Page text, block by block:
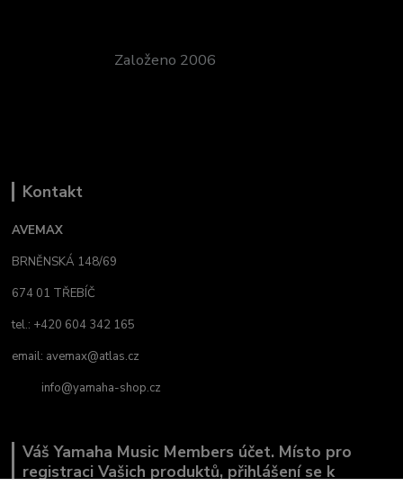
Založeno 2006
Kontakt
AVEMAX
BRNĚNSKÁ 148/69
674 01 TŘEBÍČ
tel.: +420 604 342 165
email: avemax@atlas.cz
info@yamaha-shop.cz
Váš Yamaha Music Members účet. Místo pro
registraci Vašich produktů, přihlášení se k